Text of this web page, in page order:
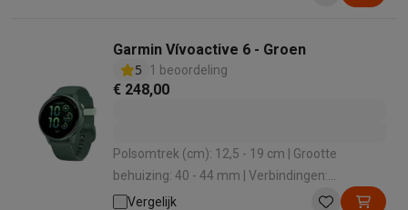
Garmin Vívoactive 6 - Groen
5
1 beoordeling
€ 248,00
Polsomtrek (cm): 12,5 - 19 cm | Grootte
behuizing: 40 - 44 mm | Verbindingen:
Bluetooth , WiFi , ANT+ , NFC | Grootte (cm): 3.04
Vergelijk